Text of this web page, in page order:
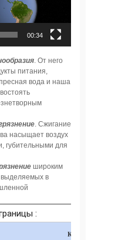
00:34
. От него
питания,
вода и наша
. Сжигание
насыщает воздух
губительными для
широким
выделяемых в